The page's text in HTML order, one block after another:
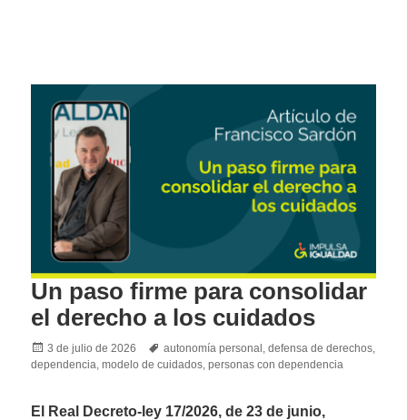
Un paso firme para consolidar
el derecho a los cuidados
Posted
on
3 de julio de 2026 Tags
autonomía personal ,defensa de derechos
dependencia ,modelo de cuidados ,personas con dependencia
El Real Decreto-ley 17/2026, de 23 de junio,